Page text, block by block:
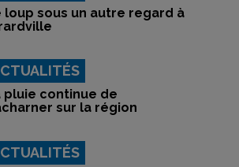
loup sous un autre regard à
pluie continue de
sur la région